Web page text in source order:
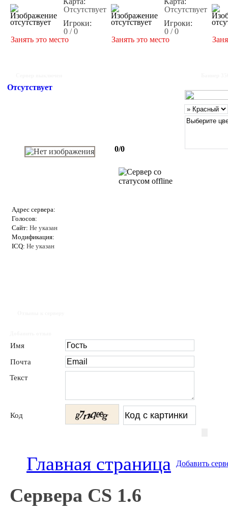
Отсутствует
Игроки:
0 / 0
Занять это место
Отсутствует
Игроки:
0 / 0
Занять это место
Отсутствует
0/0
Адрес сервера:
Голосов:
Сайт: Не указан
Модификация:
ICQ: Не указан
Имя
Почта
Текст
Код
Главная страница Добавить
Сервера CS 1.6